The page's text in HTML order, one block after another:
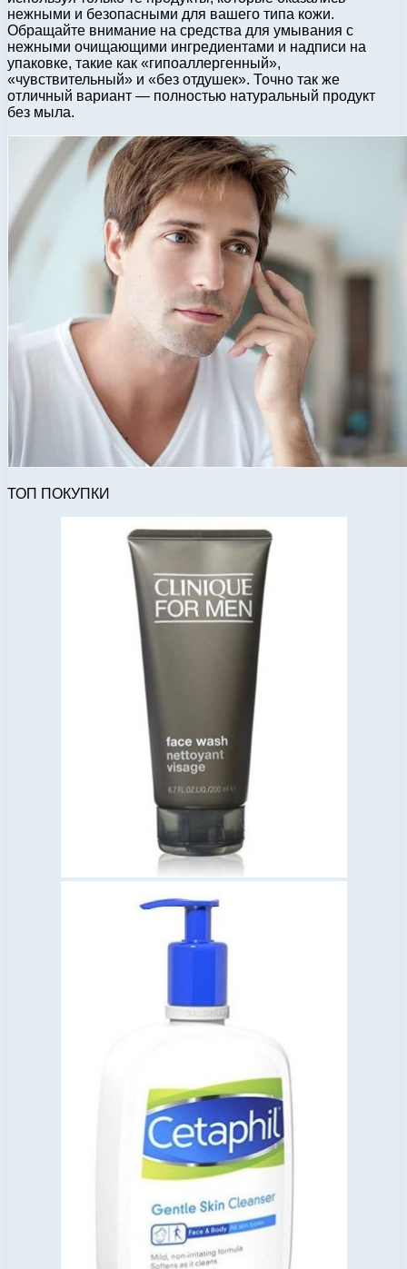
нежными и безопасными для вашего типа кожи.
Обращайте внимание на средства для умывания с
нежными очищающими ингредиентами и надписи на
упаковке, такие как «гипоаллергенный»,
«чувствительный» и «без отдушек». Точно так же
отличный вариант — полностью натуральный продукт
без мыла.
ТОП ПОКУПКИ